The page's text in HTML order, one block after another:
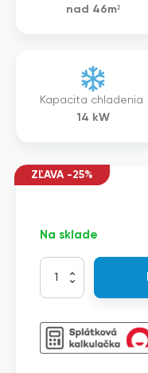
nad 46m²
Kapacita chladenia
14 kW
ZĽAVA -25%
Na sklade
množstvo
ACP-
Split